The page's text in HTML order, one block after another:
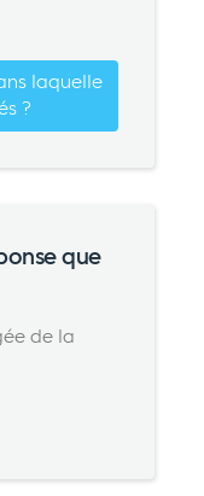
laquelle
?
que
de la